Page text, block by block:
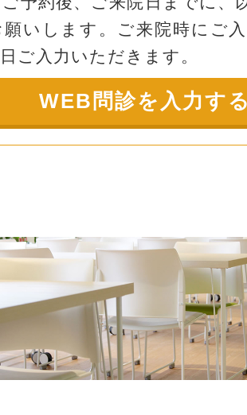
願いします。ご来院時にご
ご入力いただきます。
WEB問診を入力す